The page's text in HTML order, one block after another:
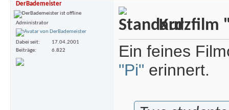
DerBademeister
Administrator
Dabei seit
17.04.2001
Beiträge
6.822
Kurzfilm
Ein feines
"Pi" erinnert.